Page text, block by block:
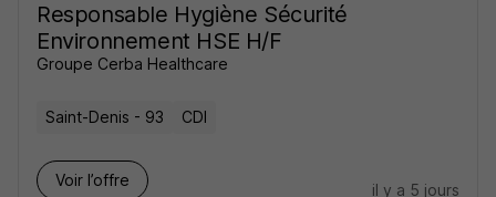
Responsable Hygiène Sécurité
Environnement HSE H/F
Groupe Cerba Healthcare
Saint-Denis - 93 CDI
Voir l’offre
il y a 5 jours